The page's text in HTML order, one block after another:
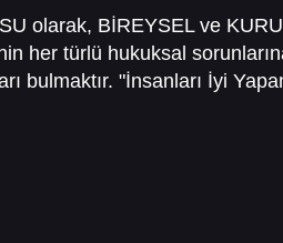
olarak, BİREYSEL ve
her türlü hukuksal
bulmaktır. "İnsanları İyi